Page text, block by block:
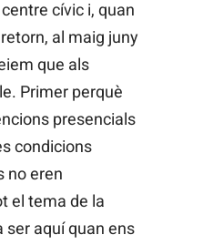
cívic i, quan
al maig juny
que als
Primer perquè
presencials
condicions
no eren
el tema de la
ser aquí quan ens